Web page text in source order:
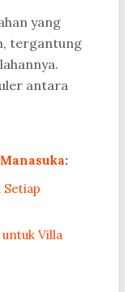
yang
tergantung
antara
Manasuka:
Setiap
Villa